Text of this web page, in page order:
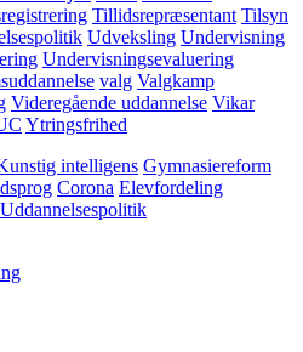
Tillidsrepræsentant Tilsyn
Udveksling Undervisning
Undervisningsevaluering
valg Valgkamp
Videregående uddannelse Vikar
Ytringsfrihed
intelligens Gymnasiereform
Corona Elevfordeling
Uddannelsespolitik